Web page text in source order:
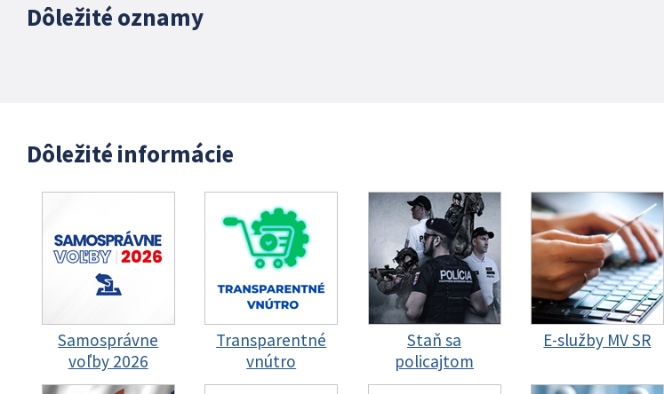
Dôležité oznamy
Dôležité informácie
Samosprávne
voľby 2026
Transparentné
vnútro
Staň sa
policajtom
E-služby MV SR